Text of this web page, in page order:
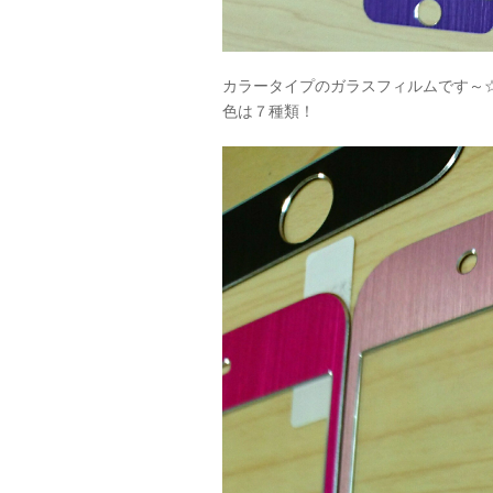
カラータイプのガラスフィルムです
色は７種類！